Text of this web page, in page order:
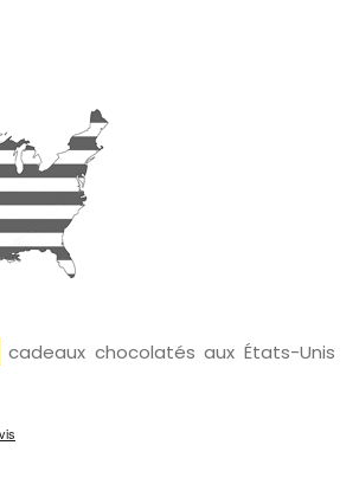
cadeaux chocolatés aux États-Unis